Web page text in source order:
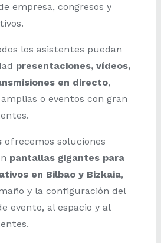
empresa, congresos y
los asistentes puedan
presentaciones, vídeos,
en directo,
o eventos con gran
ofrecemos soluciones
pantallas gigantes para
en Bilbao y Bizkaia,
y la configuración del
evento, al espacio y al